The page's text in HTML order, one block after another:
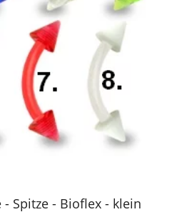
Spitze - Bioflex - klein